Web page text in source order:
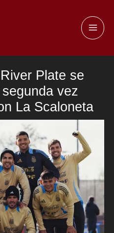
Plate se
vez
La Scaloneta